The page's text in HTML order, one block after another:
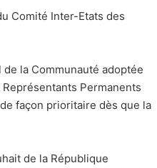
Comité Inter-Etats des
la Communauté adoptée
Permanents
façon prioritaire dès que la
de la République